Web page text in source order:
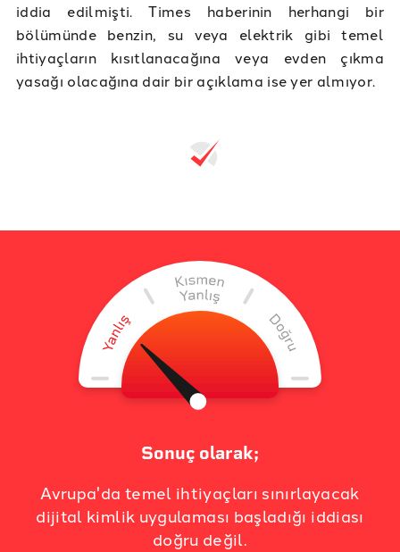
iddia edilmişti. Times haberinin herhangi bir
bölümünde benzin, su veya elektrik gibi temel
ihtiyaçların kısıtlanacağına veya evden çıkma
yasağı olacağına dair bir açıklama ise yer almıyor.
Sonuç olarak;
Avrupa'da temel ihtiyaçları sınırlayacak
dijital kimlik uygulaması başladığı iddiası
doğru değil.